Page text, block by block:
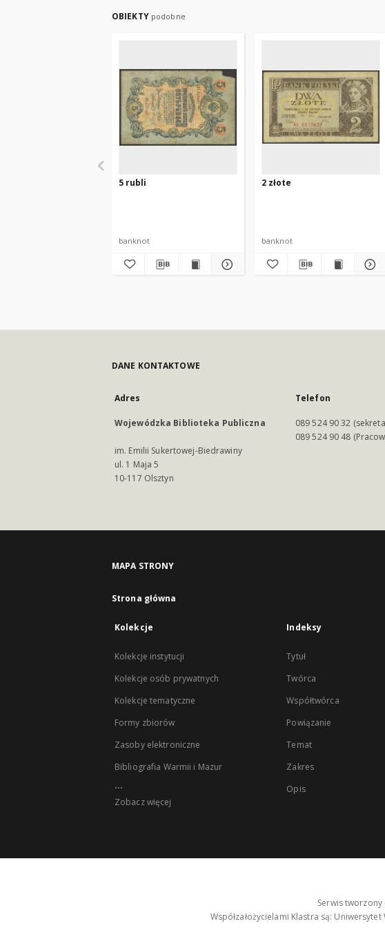
OBIEKTY podobne
5 rubli
banknot
2 złote
banknot
DANE KONTAKTOWE
Adres
Wojewódzka Biblioteka Publiczna
im. Emilii Sukertowej-Biedrawiny
ul. 1 Maja 5
10-117 Olsztyn
Telefon
089 524 90 32
089 524 90 48
MAPA STRONY
Strona główna
Kolekcje
Kolekcje instytucji
Kolekcje osób prywatnych
Kolekcje tematyczne
Formy zbiorów
Zasoby elektroniczne
Bibliografia Warmii i Mazur
...
Zobacz więcej
Indeksy
Tytuł
Twórca
Współtwórca
Powiązanie
Temat
Zakres
Opis
Serwis
Współzałożycielami Klastra są: